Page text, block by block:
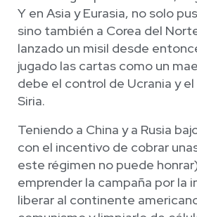
Y en Asia y Eurasia, no solo
sino también a Corea del
lanzado un misil desde
jugado las cartas como un
debe el control de Ucrania y
Siria.
Teniendo a China y a Rusia
con el incentivo de cobrar
este régimen no puede
emprender la campaña por la
liberar al continente